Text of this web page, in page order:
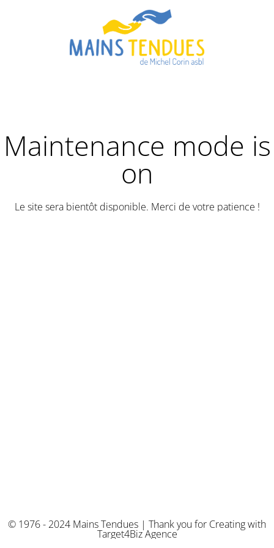
Maintenance mode is
on
Le site sera bientôt disponible. Merci de votre patience !
© 1976 - 2024 Mains Tendues | Thank you for Creating with
Target4Biz Agence